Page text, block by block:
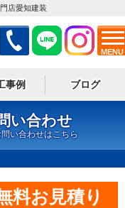
MENU
店愛知建装
事例 ブログ
い合わせ
い合わせはこちら
料お見積り